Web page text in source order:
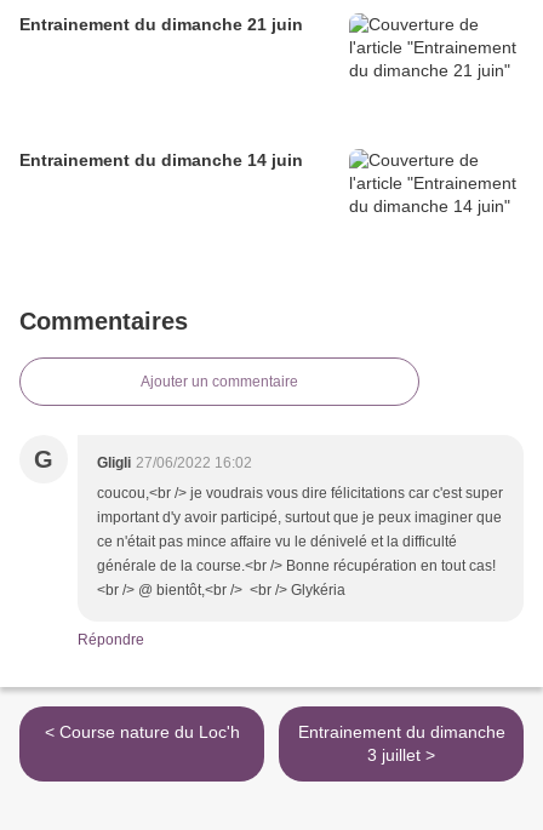
Entrainement du dimanche 21 juin
Entrainement du dimanche 14 juin
Commentaires
Ajouter un commentaire
G Gligli 27/06/2022 16:02
coucou,<br /> je voudrais vous dire félicitations car c'est super
important d'y avoir participé, surtout que je peux imaginer que
ce n'était pas mince affaire vu le dénivelé et la difficulté
générale de la course.<br /> Bonne récupération en tout cas!
<br /> @ bientôt,<br /> <br /> Glykéria
Répondre
< Course nature du Loc'h
Entrainement du dimanche
3 juillet >